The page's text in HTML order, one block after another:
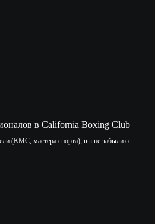
в California Boxing Club
(КМС, мастера спорта), вы не забыли о